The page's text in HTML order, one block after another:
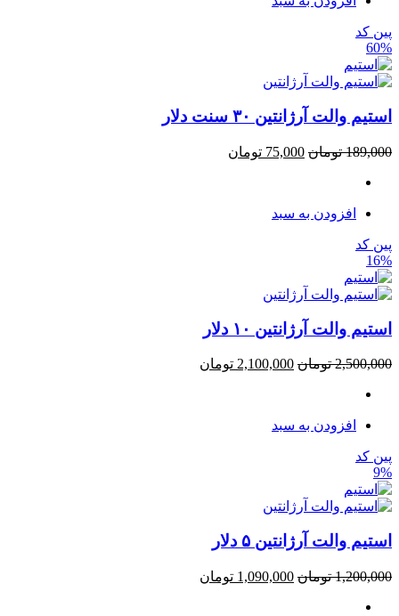
پین کد
60%
استیم والت آرژانتین ۳۰ سنت دلار
189,000 تومان 75,000 تومان
افزودن به سبد
پین کد
16%
استیم والت آرژانتین ۱۰ دلار
2,500,000 تومان 2,100,000 تومان
افزودن به سبد
پین کد
9%
استیم والت آرژانتین ۵ دلار
1,200,000 تومان 1,090,000 تومان